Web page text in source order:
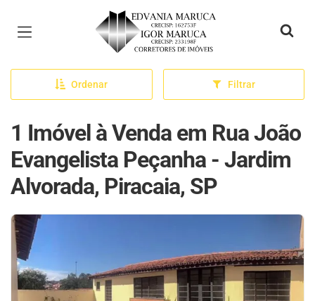
Página inicial
Ordenar Filtrar
1 Imóvel à Venda em Rua João
Evangelista Peçanha - Jardim
Alvorada, Piracaia, SP